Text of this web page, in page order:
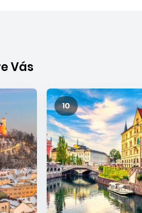
krajina v sebe ukrýva
Jadranského mora. Práve
krajina má viac ako 1100
obývaných je z nich len okolo 50.
Záhreb
, v ktorom sa každoročne
trhov v Európe, perla
ďalších malebných
alebo Šibenik. Čoraz väčšej
národné parky plné
Plitvice , ale ale ajnárodné
. Odporúčame vyskúšať aj
kombináciou talianskej,
Vás
10